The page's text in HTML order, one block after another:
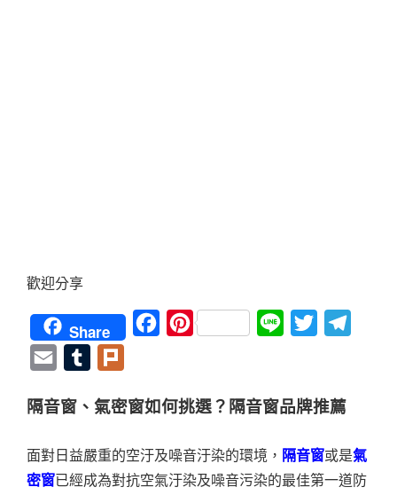
歡迎分享
Share FacebookPinterest Line Twitter
Email Tumblr
隔音窗、氣密窗如何挑選？隔音窗品牌推薦
面對日益嚴重的空汙及噪音汙染的環境， 隔音窗或是氣
密窗已經成為對抗空氣汙染及噪音污染的最佳第一道防